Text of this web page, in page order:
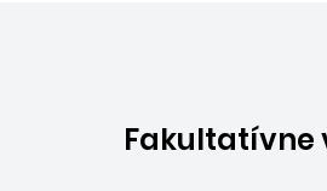
Fakultatívne